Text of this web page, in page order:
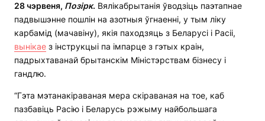
28 чэрвеня, Позірк. Вялікабрытанія ўводзіць паэтапнае
падвышэнне пошлін на азотныя ўгнаенні, у тым ліку
карбамід (мачавіну), якія паходзяць з Беларусі і Расіі,
вынікае з інструкцыі па імпарце з гэтых краін,
падрыхтаванай брытанскім Міністэрствам бізнесу і
гандлю.
“Гэта мэтанакіраваная мера скіраваная на тое, каб
пазбавіць Расію і Беларусь рэжыму найбольшага